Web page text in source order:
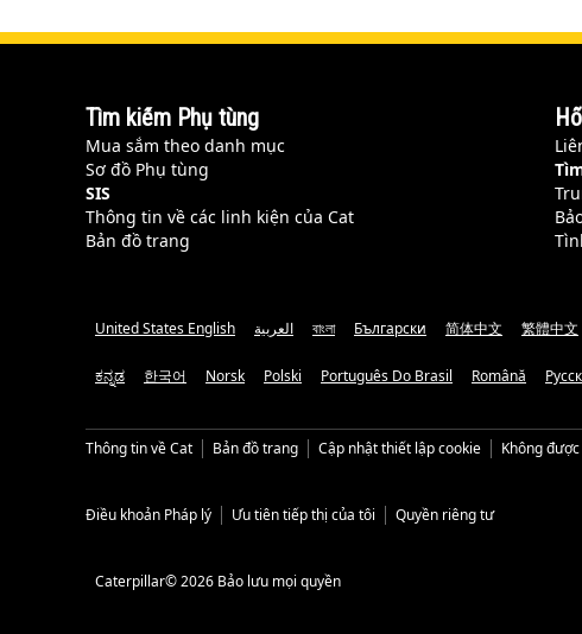
Tìm kiếm Phụ tùng
Mua sắm theo danh mục
Sơ đồ Phụ tùng
SIS
Thông tin về các linh kiện của Cat
Bản đồ trang
United States English العربية বাংলা Български 简体中文 繁體中文
ಕನ್ನಡ 한국어 Norsk Polski Português Do Brasil Română
Thông tin về Cat Bản đồ trang Cập nhật thiết lập cookie Không
Điều khoản Pháp lý Ưu tiên tiếp thị của tôi Quyền riêng tư
Caterpillar© 2026 Bảo lưu mọi quyền